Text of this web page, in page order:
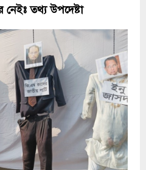
তথ্য উপদেষ্টা